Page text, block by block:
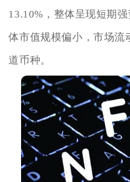
13.10%，整体呈现短期
体市值规模偏小，市场流
道币种。